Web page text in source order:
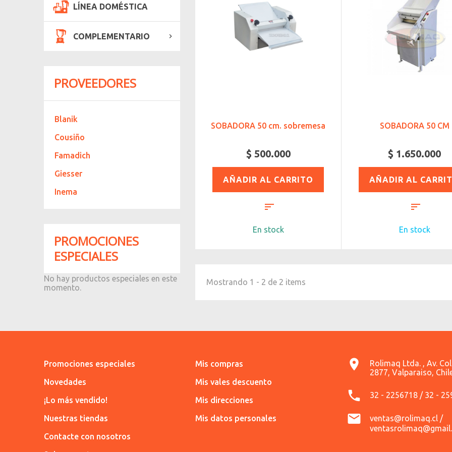
SOBADORA 50 cm. sobremesa
$ 500.000
AÑADIR AL CARRITO
En stock
SOBADORA 50 CM
$ 1.650.000
AÑADIR AL
En stock
Mostrando 1 - 2 de 2 items
LÍNEA DOMÉSTICA
COMPLEMENTARIO
PROVEEDORES
Blanik
Cousiño
Famadich
Giesser
Inema
PROMOCIONES
ESPECIALES
No hay productos especiales en este
momento.
Promociones especiales
Novedades
¡Lo más vendido!
Nuestras tiendas
Contacte con nosotros
Mis compras
Mis vales descuento
Mis direcciones
Mis datos personales
Rolimaq Ltda. , Av.
2877, Valparaiso,
32 - 2256718 / 32 -
ventas@rolimaq.cl /